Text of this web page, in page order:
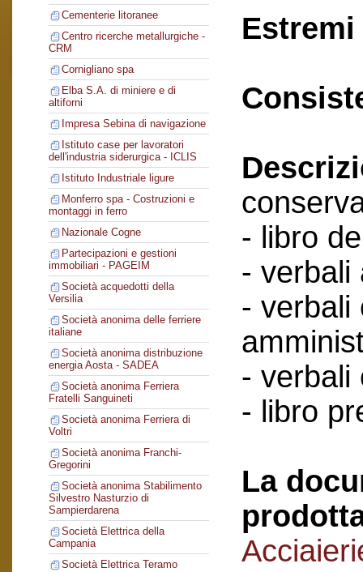
Cementerie litoranee
Centro ricerche metallurgiche -
CRM
Cornigliano spa
Elba S.A. di miniere e di
altiforni
Impresa Sebina di navigazione
Istituto case per lavoratori
dell'industria siderurgica - ICLIS
Istituto Industriale ligure
Monferro spa - Costruzioni e
montaggi in ferro
Nazionale Cogne
Partecipazioni e gestioni
immobiliari - PAGEIM
Società acquedotti della
Versilia
Società anonima delle ferriere
italiane
Società anonima distribuzione
energia Aosta - SADEA
Società anonima Ferriera
Fratelli Sanguineti
Società anonima Ferriera di
Voltri
Società anonima Franchi-
Gregorini
Società anonima Stabilimento
Silvestro Nasturzio di
Sampierdarena
Società Elettrica della
Campania
Società Elettrica Teramo
- libro
- verbali
- verbali
- verbali
- libro
La